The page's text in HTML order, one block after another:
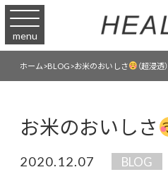
menu
ホーム>BLOG>お米のおいしさ （超浸透）
お米のおいしさ
2020.12.07 BLOG